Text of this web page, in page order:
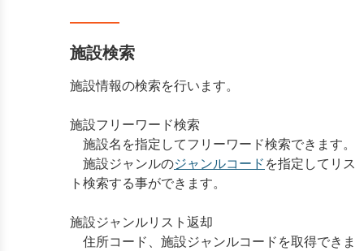
施設検索
施設情報の検索を行います。
施設フリーワード検索
施設名を指定してフリーワード検索できます。
施設ジャンルのジャンルコード を指定してリス
ト検索する事ができます。
施設ジャンルリスト返却
住所コード、施設ジャンルコードを取得できま